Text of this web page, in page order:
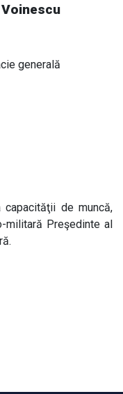
generală
de muncă,
militară Preşedinte al